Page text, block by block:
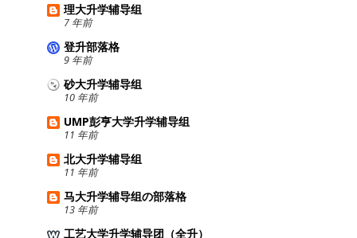
理大升学辅导组
7 年前
登升部落格
9 年前
砂大升学辅导组
10 年前
UMP彭亨大学升学辅导组
11 年前
北大升学辅导组
11 年前
马大升学辅导组の部落格
13 年前
工艺大学升学辅导团（全升）